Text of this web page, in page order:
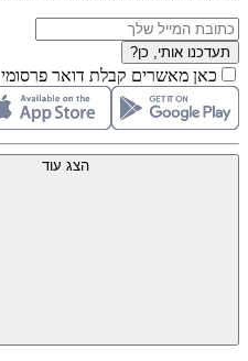
תעדכנו אותי, כן?
כאן מאשרים קבלת דואר פרסומי
הצג עוד